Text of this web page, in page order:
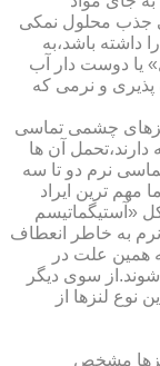
جذب محلول نمکی
باشد،به
یا دوست دار آب
و نرمی که
چشمی تماسی
آن ها
نرم دو تا سه
مهم ترین ایراد
«آستیگماتیسم
به خاطر انعطاف
همین علت در
شوند.از سوی دیگر
نوع لنزها از
مشخص